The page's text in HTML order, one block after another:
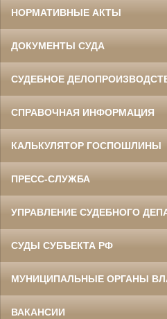
НОРМАТИВНЫЕ АКТЫ
ДОКУМЕНТЫ СУДА
СУДЕБНОЕ
СПРАВОЧНАЯ ИНФОРМАЦИЯ
КАЛЬКУЛЯТОР ГОСПОШЛИНЫ
ПРЕСС-СЛУЖБА
УПРАВЛЕНИЕ СУДЕБНОГО
СУДЫ СУБЪЕКТА РФ
МУНИЦИПАЛЬНЫЕ ОРГАНЫ
ВАКАНСИИ